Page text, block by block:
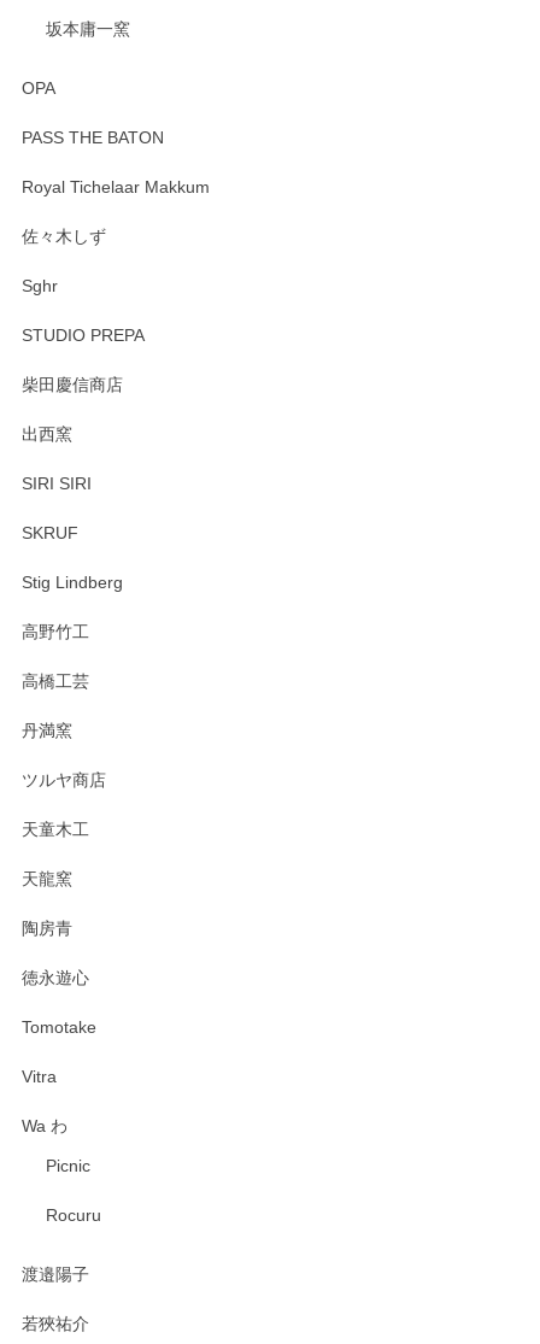
坂本庸一窯
OPA
PASS THE BATON
Royal Tichelaar Makkum
佐々木しず
Sghr
STUDIO PREPA
柴田慶信商店
出西窯
SIRI SIRI
SKRUF
Stig Lindberg
高野竹工
高橋工芸
丹満窯
ツルヤ商店
天童木工
天龍窯
陶房青
徳永遊心
Tomotake
Vitra
Wa わ
Picnic
Rocuru
渡邉陽子
若狹祐介